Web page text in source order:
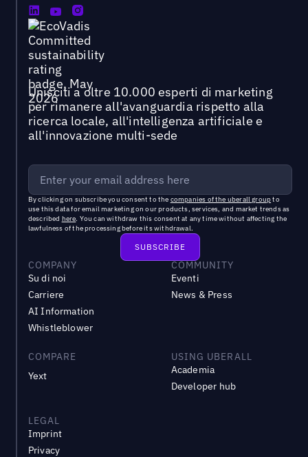
Unisciti a oltre 10.000 esperti di marketing
per rimanere all'avanguardia rispetto alla
ricerca locale, all'intelligenza artificiale e
all'innovazione multi-sede
By clicking on subscribe you consent to the companies of the uberall groupto
use this data for email marketing on our products, services, and market trends as
described here. You can withdraw this consent at any time without affecting the
lawfulness of the processing before its withdrawal.
COMPANY
Su di noi
Carriere
AI Information
Whistleblower
COMMUNITY
Eventi
News & Press
COMPARE
Yext
USING UBERALL
Academia
Developer hub
LEGAL
Imprint
Privacy